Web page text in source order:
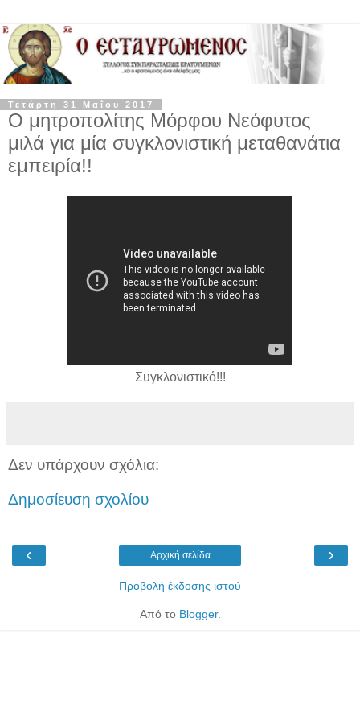
Τετάρτη 31 Μαΐου 2017
Ο μητροπολίτης Μόρφου Νεόφυτος
μιλά για μία συγκλονιστική μεταθανάτια
εμπειρία!!
Συγκλονιστικό!!!
Δεν υπάρχουν σχόλια:
Δημοσίευση σχολίου
‹ ›
Αρχική σελίδα
Προβολή έκδοσης ιστού
Από το Blogger.